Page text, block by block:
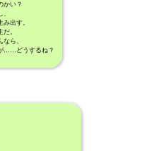
かい？
出す。
。
ら、
……どうするね？